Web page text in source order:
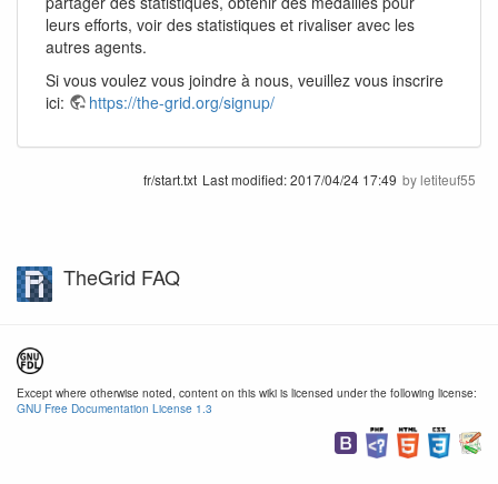
leurs efforts, voir des statistiques et rivaliser avec les
autres agents.
Si vous voulez vous joindre à nous, veuillez vous inscrire
ici:
https://the-grid.org/signup/
fr/start.txt Last modified:2017/04/24 17:49 byletiteuf55
TheGrid FAQ
Except where otherwise noted, content on this wiki is licensed under the following license:
GNU Free Documentation License 1.3